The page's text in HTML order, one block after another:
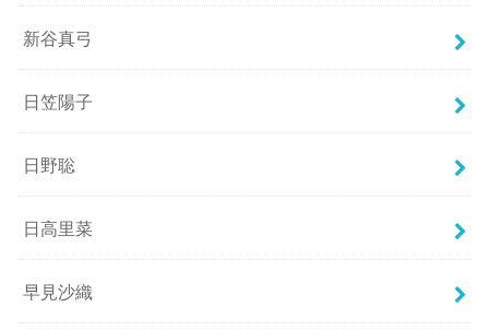
新谷真弓
日笠陽子
日野聡
日高里菜
早見沙織